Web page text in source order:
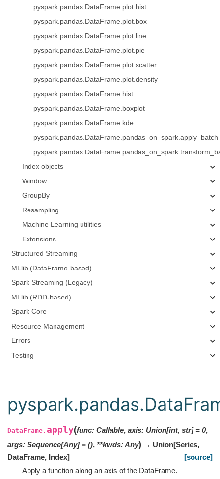
pyspark.pandas.DataFrame.plot.hist
pyspark.pandas.DataFrame.plot.box
pyspark.pandas.DataFrame.plot.line
pyspark.pandas.DataFrame.plot.pie
pyspark.pandas.DataFrame.plot.scatter
pyspark.pandas.DataFrame.plot.density
pyspark.pandas.DataFrame.hist
pyspark.pandas.DataFrame.boxplot
pyspark.pandas.DataFrame.kde
pyspark.pandas.DataFrame.pandas_on_spark.apply_batch
Index objects
Window
GroupBy
Resampling
Machine Learning utilities
Extensions
Structured Streaming
MLlib (DataFrame-based)
Spark Streaming (Legacy)
MLlib (RDD-based)
Spark Core
Resource Management
Errors
Testing
DataFrame. apply(func: Callable, axis: Union[int, str] = 0,
args: Sequence[Any] = (), **kwds:Any) → Union[Series,
DataFrame, Index]
[source]
Apply a function along an axis of the DataFrame.